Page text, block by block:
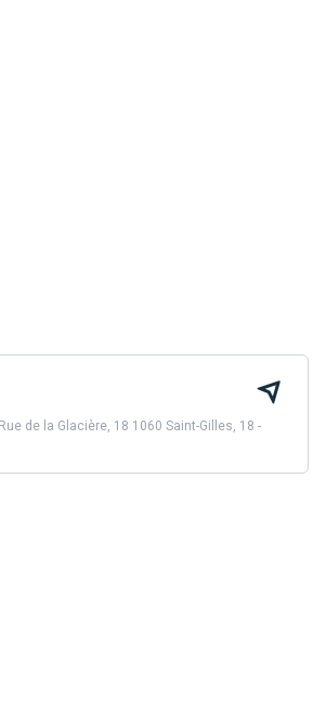
de la Glacière, 18 1060 Saint-Gilles, 18 -